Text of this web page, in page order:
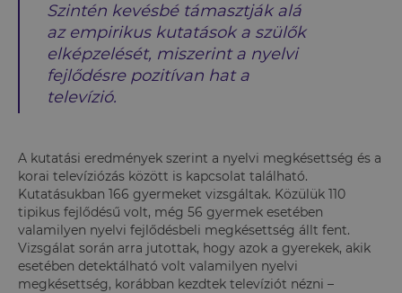
Szintén kevésbé támasztják alá
az empirikus kutatások a szülők
elképzelését, miszerint a nyelvi
fejlődésre pozitívan hat a
televízió.
A kutatási eredmények szerint a nyelvi megkésettség és a
korai televíziózás között is kapcsolat található.
Kutatásukban 166 gyermeket vizsgáltak. Közülük 110
tipikus fejlődésű volt, még 56 gyermek esetében
valamilyen nyelvi fejlődésbeli megkésettség állt fent.
Vizsgálat során arra jutottak, hogy azok a gyerekek, akik
esetében detektálható volt valamilyen nyelvi
megkésettség, korábban kezdtek televíziót nézni –